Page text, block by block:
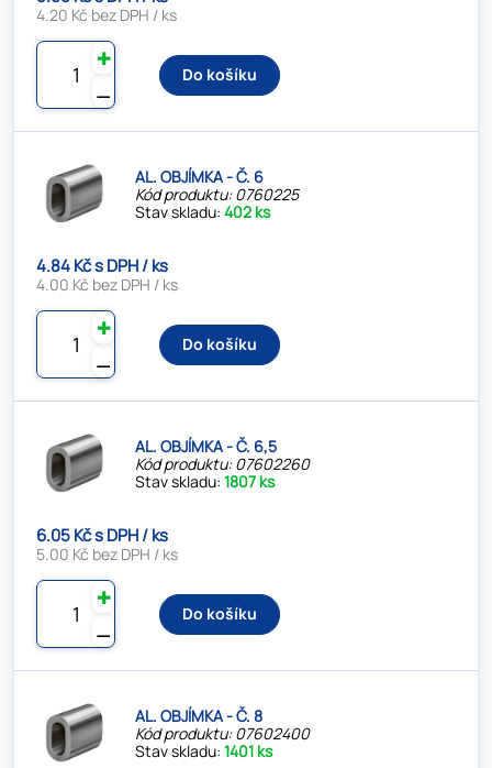
4.20 Kč bez DPH / ks
⚊
✚
Do košíku
AL. OBJÍMKA - Č. 6
Kód produktu: 0760225
Stav skladu:402 ks
4.84 Kč s DPH / ks
4.00 Kč bez DPH / ks
⚊
✚
Do košíku
AL. OBJÍMKA - Č. 6,5
Kód produktu: 07602260
Stav skladu:1807 ks
6.05 Kč s DPH / ks
5.00 Kč bez DPH / ks
⚊
✚
Do košíku
AL. OBJÍMKA - Č. 8
Kód produktu: 07602400
Stav skladu:1401 ks